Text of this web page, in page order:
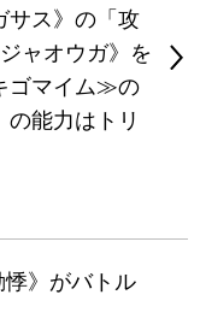
サス》の「攻
ャオウガ》を
ゴマイム≫の
の能力はトリ
》がバトル